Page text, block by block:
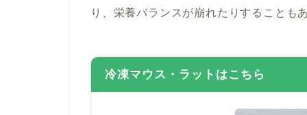
り、栄養バランスが崩れたりすることも
冷凍マウス・ラットはこちら